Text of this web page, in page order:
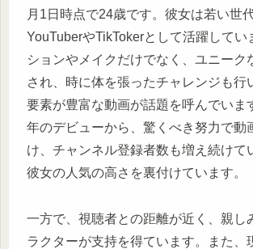
月1日時点で24歳です。彼女は若い世
YouTuberやTikTokerとして活躍してい
ションやメイクだけでなく、ユニーク
され、時に体を張ったチャレンジも行
要素が豊富な動画が話題を呼んでいま
年のデビューから、驚くべき努力で動
け、チャンネル登録者数も増え続けて
彼女の人気の高さを裏付けています。
一方で、視聴者との距離が近く、親し
ラクターが支持を得ています。また、